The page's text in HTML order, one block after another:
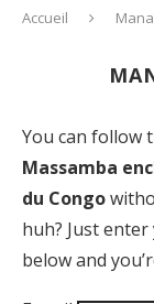
Accueil
You can follow
Massamba
du Congo
huh? Just
below and